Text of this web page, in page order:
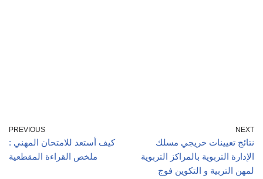
PREVIOUS
كيف أستعد للامتحان المهني :
ملخص القراءة المقطعية
NEXT
نتائج تعيينات خريجي مسلك
الإدارة التربوية بالمراكز التربوية
لمهن التربية و التكوين فوج